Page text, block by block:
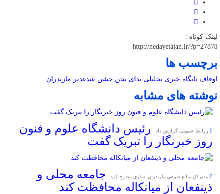
لینک کوتاه :
http://nedayetajan.ir/?p=27878
برچسب ها
اوقاف پایگاه خبری تحلیلی ندای تجن جشن عیدغدیر مازندران
نوشته های مشابه
روابط عمومی گزارش داد:
رئیس دانشگاه علوم و فنون
روز خبرنگار را تبریک گفت
مدیرکل منابع طبیعی مازندران -ساری مطرح کرد:
جامعه محلی و
ذینفعان از میانکاله محافظت کند